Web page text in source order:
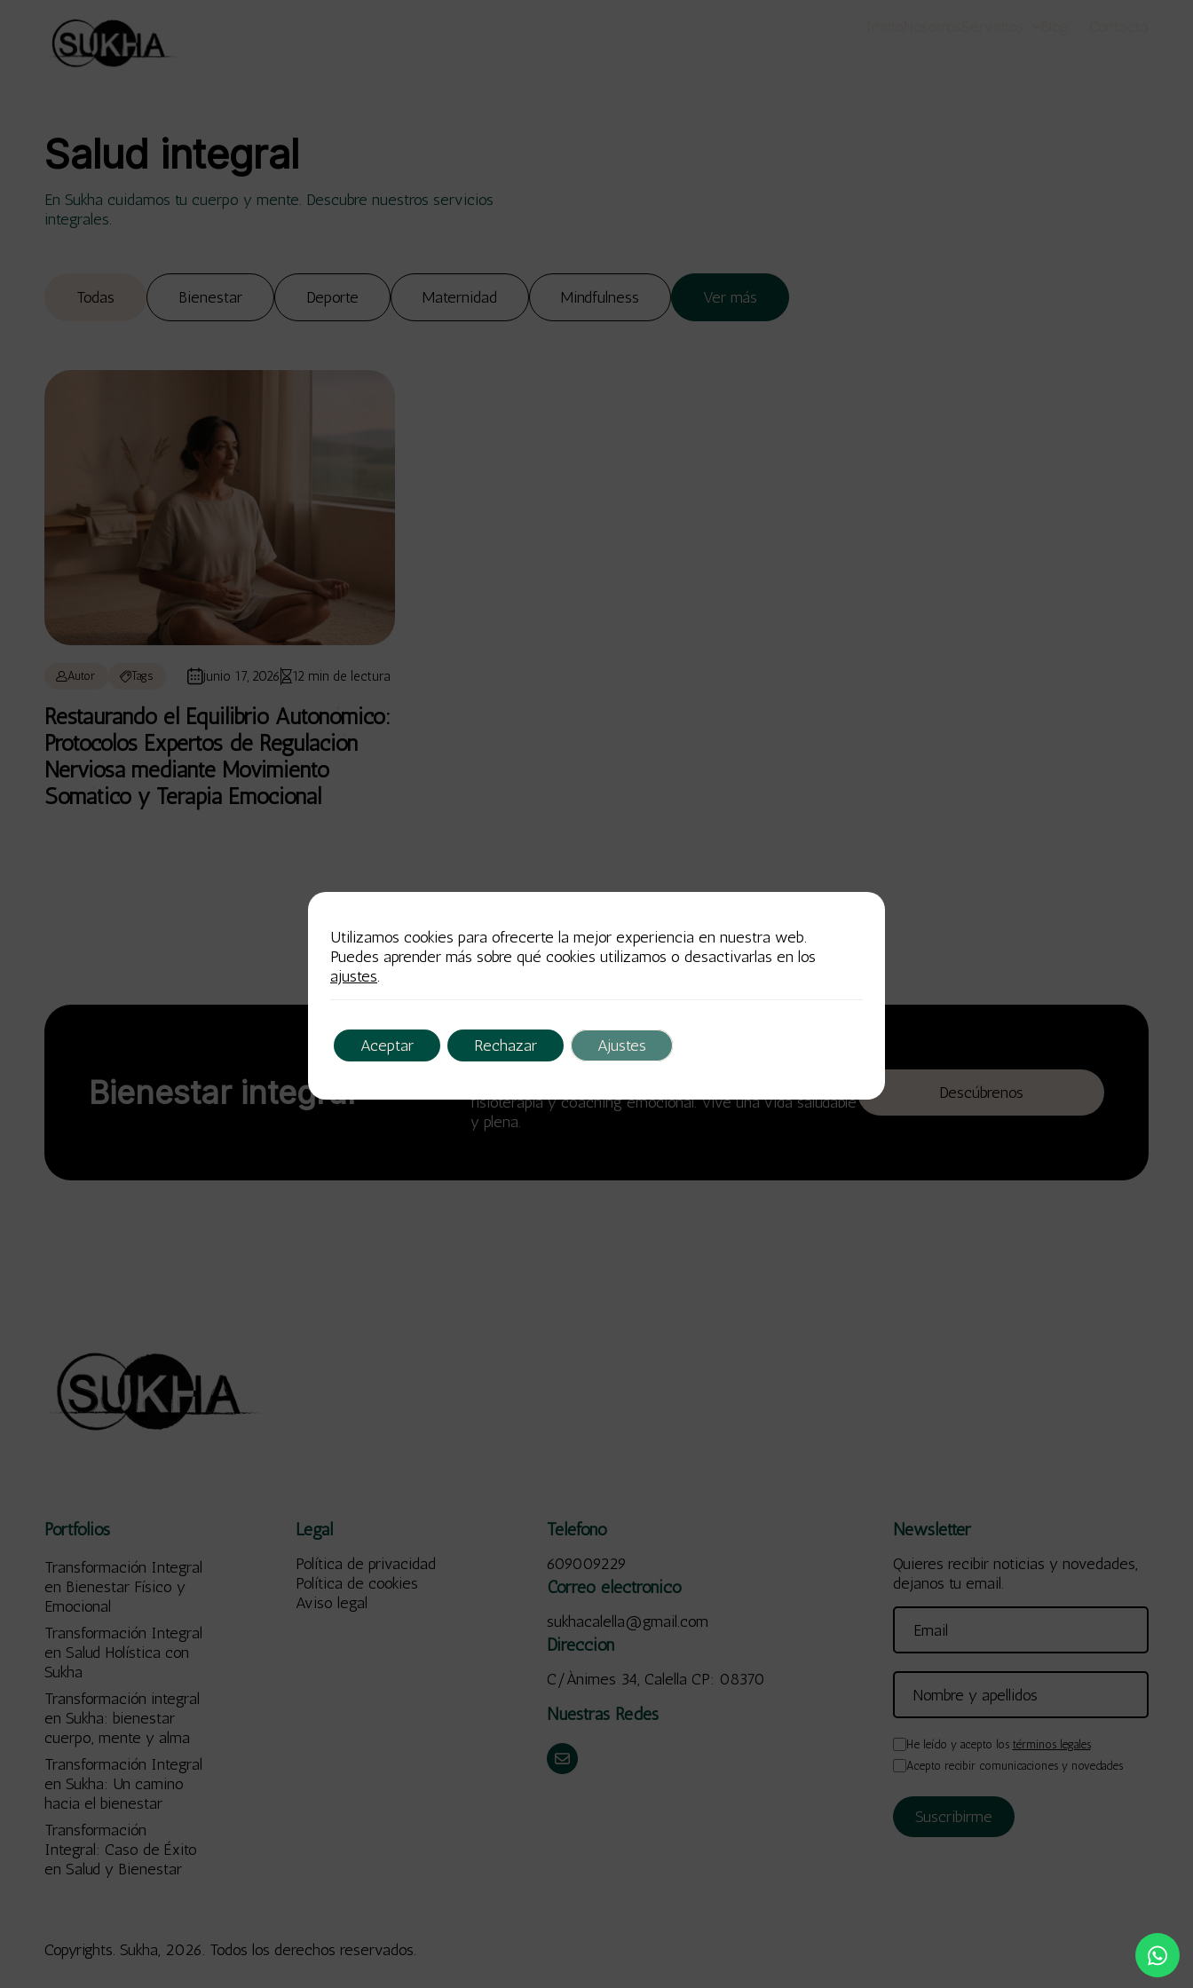
Salud integral
En Sukha cuidamos tu cuerpo y mente. Descubre nuestros servicios
integrales.
Todas Bienestar Deporte Maternidad Mindfulness Ver más
Autor Tags junio 17, 2026 12 min de lectura
Restaurando el Equilibrio Autonómico:
Protocolos Expertos de Regulación
Nerviosa mediante Movimiento
Somático y Terapia Emocional
Bienestar integral
En Sukha cuidamos tu cuerpo, mente y alma. Descubre
fisioterapia y coaching emocional. Vive una vida saludable
y plena.
Descúbrenos
Portfolios
Transformación Integral
en Bienestar Físico y
Emocional
Transformación Integral
en Salud Holística con
Sukha
Transformación integral
en Sukha: bienestar
cuerpo, mente y alma
Transformación Integral
en Sukha: Un camino
hacia el bienestar
Transformación
Integral: Caso de Éxito
en Salud y Bienestar
Legal
Política de privacidad
Política de cookies
Aviso legal
Teléfono
609009229
Correo electrónico
sukhacalella@gmail.com
Dirección
C/Ànimes 34, Calella CP: 08370
Nuestras Redes
Newsletter
Quieres recibir noticias y novedades,
dejanos tu email.
He leído y acepto los términos legales
Acepto recibir comunicaciones y novedades
Copyrights. Sukha, 2026. Todos los derechos reservados.
Utilizamos cookies para ofrecerte la mejor experiencia en nuestra web.
Puedes aprender más sobre qué cookies utilizamos o desactivarlas en los
ajustes.
Aceptar Rechazar Ajustes